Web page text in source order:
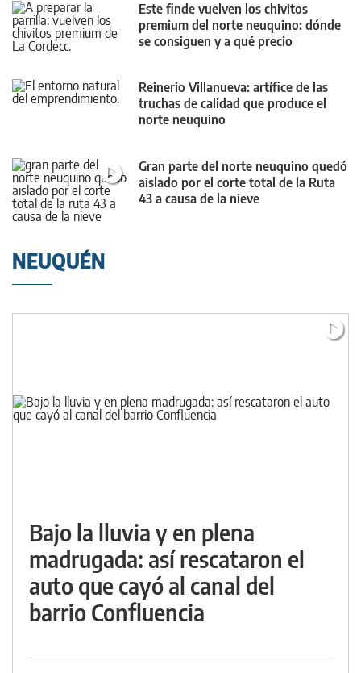
Este finde vuelven los chivitos
premium del norte neuquino: dónde
se consiguen y a qué precio
Reinerio Villanueva: artífice de las
truchas de calidad que produce el
norte neuquino
Gran parte del norte neuquino quedó
aislado por el corte total de la Ruta
43 a causa de la nieve
NEUQUÉN
Bajo la lluvia y en plena
madrugada: así rescataron el
auto que cayó al canal del
barrio Confluencia